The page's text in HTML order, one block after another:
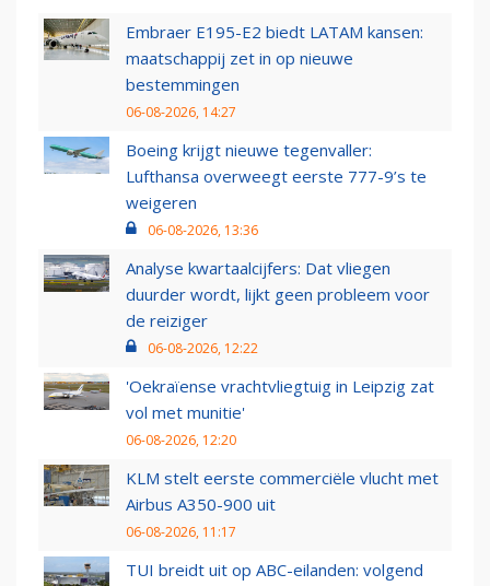
Embraer E195-E2 biedt LATAM kansen:
maatschappij zet in op nieuwe
bestemmingen
06-08-2026, 14:27
Boeing krijgt nieuwe tegenvaller:
Lufthansa overweegt eerste 777-9’s te
weigeren
06-08-2026, 13:36
Analyse kwartaalcijfers: Dat vliegen
duurder wordt, lijkt geen probleem voor
de reiziger
06-08-2026, 12:22
'Oekraïense vrachtvliegtuig in Leipzig zat
vol met munitie'
06-08-2026, 12:20
KLM stelt eerste commerciële vlucht met
Airbus A350-900 uit
06-08-2026, 11:17
TUI breidt uit op ABC-eilanden: volgend